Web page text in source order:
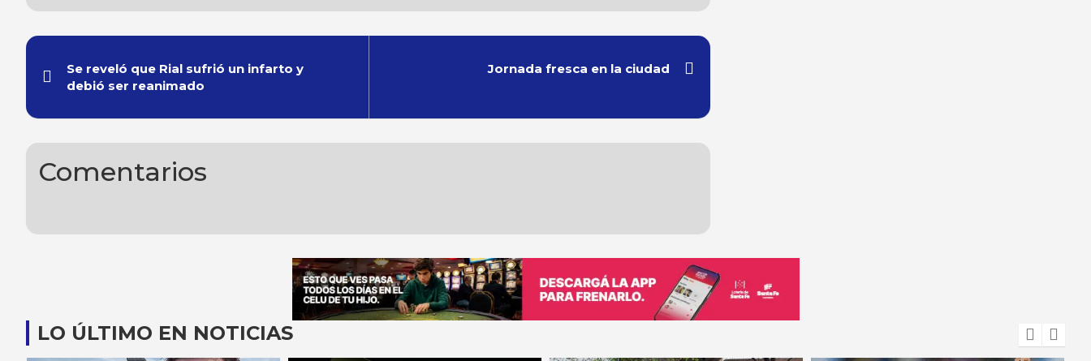
Navegación
de
entradas
Se reveló que Rial sufrió un infarto y
debió ser reanimado
Jornada fresca en la ciudad
Comentarios
LO ÚLTIMO EN NOTICIAS